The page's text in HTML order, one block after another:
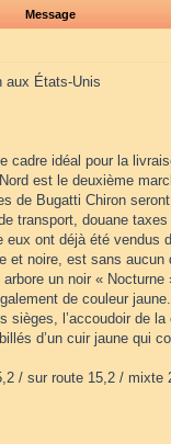
Message
aux États-Unis
cadre idéal pour la
est le deuxième
de Bugatti Chiron
transport, douane
eux ont déjà été vendus
et noire, est sans
un noir «
de couleur
sièges, l’accoudoir de
d’un cuir jaune qui
/ sur route 15,2 /